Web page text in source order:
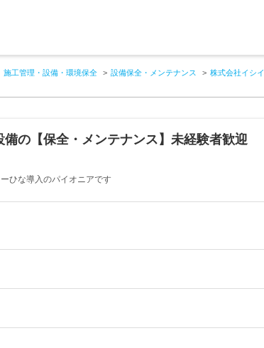
施工管理・設備・環境保全 設備保全・メンテナンス 株式会社イシイ
備の【保全・メンテナンス】未経験者歓迎
ひな導入のパイオニアです